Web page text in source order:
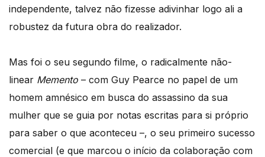
independente, talvez não fizesse adivinhar logo ali a
robustez da futura obra do realizador.
Mas foi o seu segundo filme, o radicalmente não-
linear Memento – com Guy Pearce no papel de um
homem amnésico em busca do assassino da sua
mulher que se guia por notas escritas para si próprio
para saber o que aconteceu –, o seu primeiro sucesso
comercial (e que marcou o início da colaboração com